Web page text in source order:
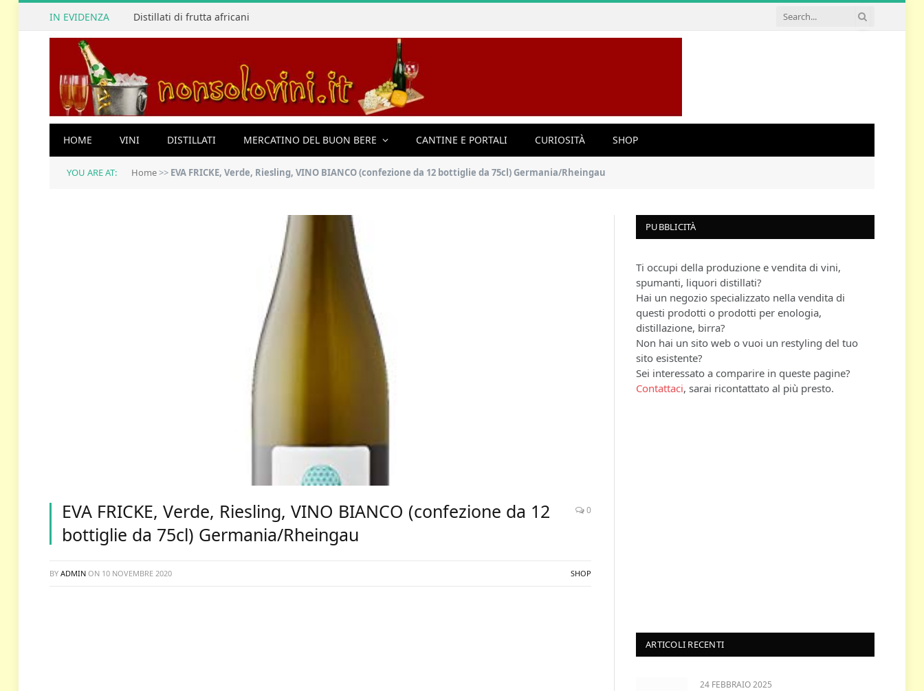
IN EVIDENZA Distillati di frutta africani
HOME VINI DISTILLATI MERCATINO DEL BUON BERE CANTINE E PORTALI CURIOSITÀ SHOP
YOU ARE AT: Home>> EVA FRICKE, Verde, Riesling, VINO BIANCO (confezione da 12 bottiglie da 75cl) Germania/Rheingau
EVA FRICKE, Verde, Riesling, VINO BIANCO (confezione da 12
bottiglie da 75cl) Germania/Rheingau
0
BY ADMIN ON 10 NOVEMBRE 2020 SHOP
PUBBLICITÀ
Ti occupi della produzione e vendita di vini,
spumanti, liquori distillati?
Hai un negozio specializzato nella vendita di
questi prodotti o prodotti per enologia,
distillazione, birra?
Non hai un sito web o vuoi un restyling del tuo
sito esistente?
Sei interessato a comparire in queste pagine?
Contattaci, sarai ricontattato al più presto.
ARTICOLI RECENTI
24 FEBBRAIO 2025